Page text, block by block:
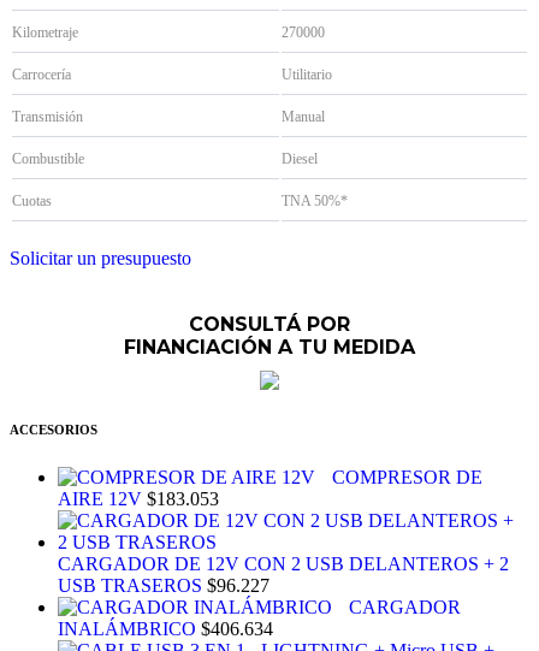
Kilometraje 270000
Carrocería Utilitario
Transmisión Manual
Combustible Diesel
Cuotas TNA 50%*
Solicitar un presupuesto
CONSULTÁ POR
FINANCIACIÓN A TU MEDIDA
ACCESORIOS
COMPRESOR DE
AIRE 12V $183.053
CARGADOR DE 12V CON 2 USB DELANTEROS + 2
USB TRASEROS $96.227
CARGADOR
INALÁMBRICO $406.634